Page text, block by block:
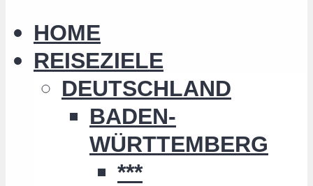
HOME
REISEZIELE
DEUTSCHLAND
BADEN-
WÜRTTEMBERG
***